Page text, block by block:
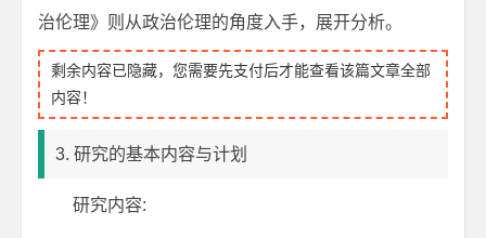
治伦理》则从政治伦理的角度入手，展开分析。
剩余内容已隐藏，您需要先支付后才能查看该篇文章全部
内容！
3. 研究的基本内容与计划
研究内容: